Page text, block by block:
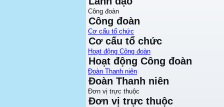
Công đoàn
Công đoàn
Cơ cấu tổ chức
Cơ cấu tổ chức
Hoạt động Công đoàn
Hoạt động Công đoàn
Đoàn Thanh niên
Đoàn Thanh niên
Đơn vị trực thuộc
Đơn vị trực thuộc